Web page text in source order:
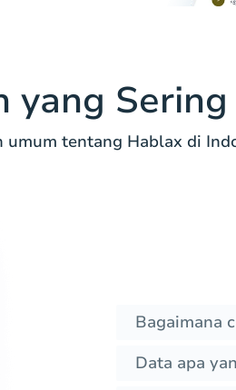
yang
umum tentang Hablax di
Bagaimana
Data apa